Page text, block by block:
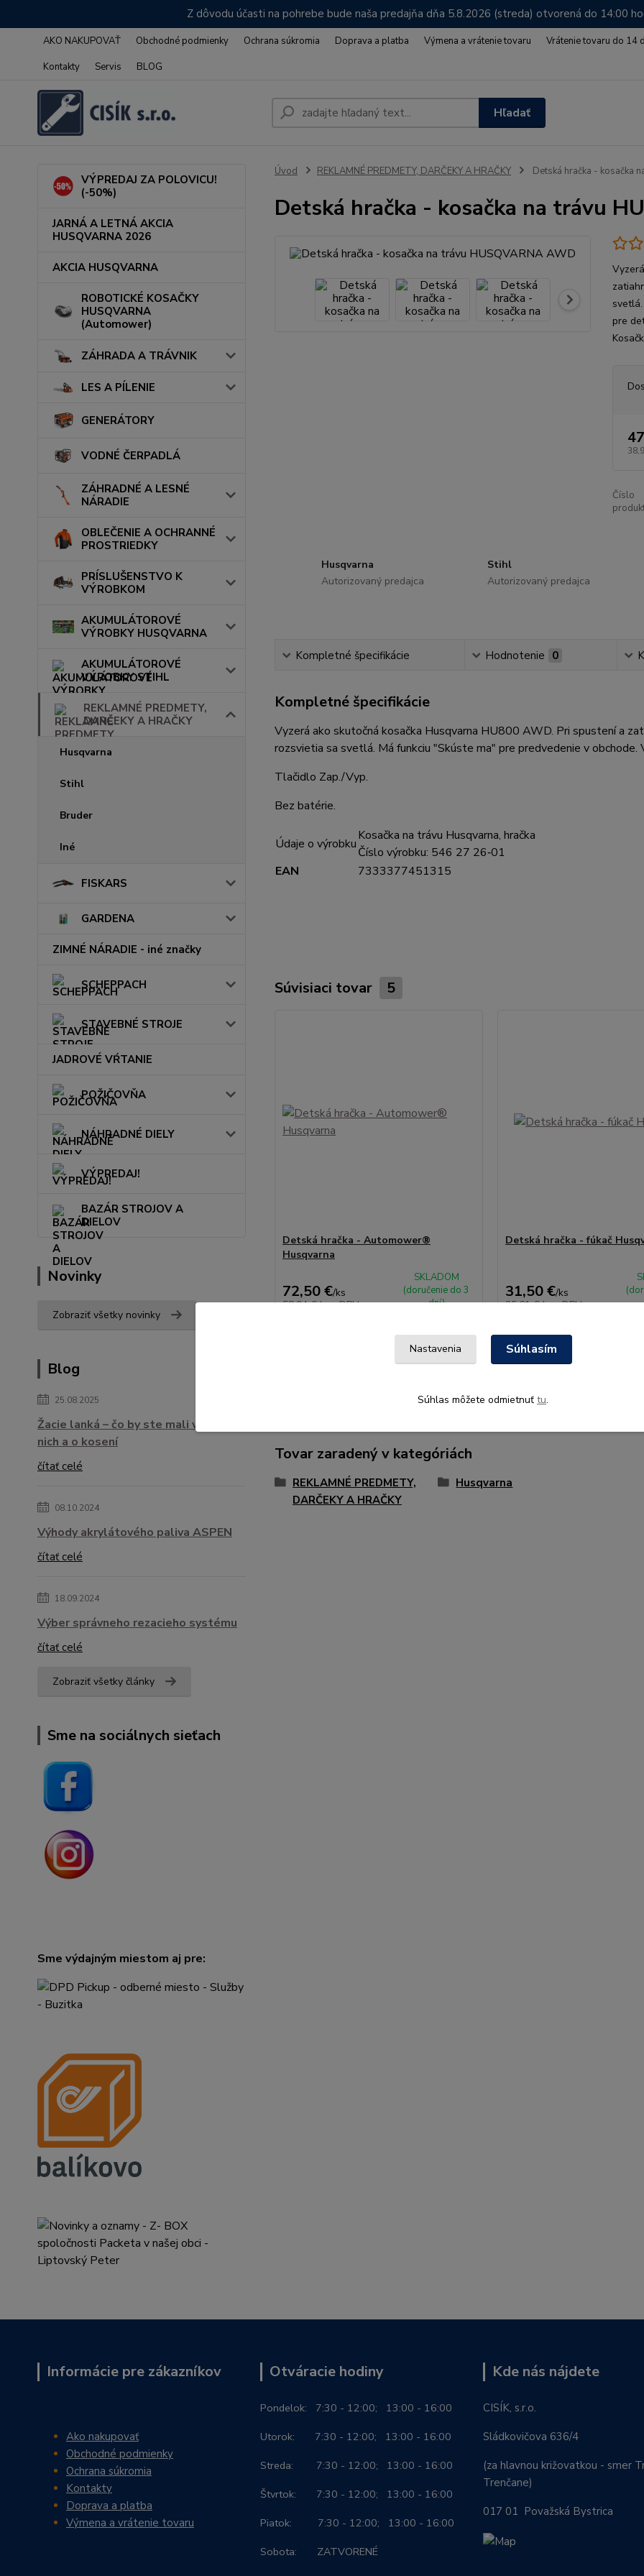
Z dôvodu účasti na pohrebe bude naša predajňa dňa 5.8.2026 (streda) otvorená do 14:00
AKO NAKUPOVAŤ Obchodné podmienky Ochrana súkromia Doprava a platba Výmena a vrátenie tovaru
Vrátenie tovaru do 14
Kontakty
Servis BLOG
Hľadať
VÝPREDAJ ZA POLOVICU!
(-50%)
JARNÁ A LETNÁ AKCIA
HUSQVARNA 2026
AKCIA HUSQVARNA
ROBOTICKÉ KOSAČKY
HUSQVARNA
(Automower)
ZÁHRADA A TRÁVNIK
LES A PÍLENIE
GENERÁTORY
VODNÉ ČERPADLÁ
ZÁHRADNÉ A LESNÉ
NÁRADIE
OBLEČENIE A OCHRANNÉ
PROSTRIEDKY
PRÍSLUŠENSTVO K
VÝROBKOM
AKUMULÁTOROVÉ
VÝROBKY HUSQVARNA
AKUMULÁTOROVÉ
VÝROBKY STIHL
REKLAMNÉ PREDMETY,
DARČEKY A HRAČKY
Husqvarna
Stihl
Bruder
Iné
FISKARS
GARDENA
ZIMNÉ NÁRADIE - iné značky
SCHEPPACH
STAVEBNÉ STROJE
JADROVÉ VŔTANIE
POŽIČOVŇA
NÁHRADNÉ DIELY
VÝPREDAJ!
BAZÁR STROJOV A
DIELOV
Novinky
Zobraziť všetky novinky
Blog
25.08.2025
Žacie lanká – čo by ste mali vedieť o
nich a o kosení
čítať celé
08.10.2024
Výhody akrylátového paliva ASPEN
čítať celé
18.09.2024
Výber správneho rezacieho systému
čítať celé
Zobraziť všetky články
Sme na sociálnych sieťach
Sme výdajným miestom aj pre:
Úvod REKLAMNÉ PREDMETY, DARČEKY A HRAČKY Detská hračka - kosačka
Detská hračka - kosačka na trávu
pre
Číslo
Husqvarna
Autorizovaný predajca
Stihl
Autorizovaný predajca
Kompletné špecifikácie Hodnotenie 0
Kompletné špecifikácie
Vyzerá ako skutočná kosačka Husqvarna HU800 AWD. Pri spustení a
rozsvietia sa svetlá. Má funkciu "Skúste ma" pre predvedenie v obchode.
Tlačidlo Zap./Vyp.
Bez batérie.
Údaje o výrobku
Kosačka na trávu Husqvarna, hračka
Číslo výrobku: 546 27 26‑01
EAN
7333377451315
Súvisiaci tovar 5
Detská hračka - Automower®
Husqvarna
72,50 €/ks
58,94 €bez DPH
SKLADOM
(doručenie do 3
dní)
Detská hračka - fúkač
31,50 €/ks
25,61 €bez DPH
Tovar zaradený v kategóriách
REKLAMNÉ PREDMETY,
DARČEKY A HRAČKY
Husqvarna
Informácie pre zákazníkov
Ako nakupovať
Obchodné podmienky
Ochrana súkromia
Kontakty
Doprava a platba
Výmena a vrátenie tovaru
Otváracie hodiny
Pondelok: 7:30 - 12:00; 13:00 - 16:00
Utorok: 7:30 - 12:00; 13:00 - 16:00
Streda: 7:30 - 12:00; 13:00 - 16:00
Štvrtok: 7:30 - 12:00; 13:00 - 16:00
Piatok: 7:30 - 12:00; 13:00 - 16:00
Sobota: ZATVORENÉ
Kde nás nájdete
CISÍK, s.r.o.
Sládkovičova 636/4
(za hlavnou križovatkou - smer
Trenčane)
017 01 Považská Bystrica
Nastavenia Súhlasím
Súhlas môžete odmietnuť tu.